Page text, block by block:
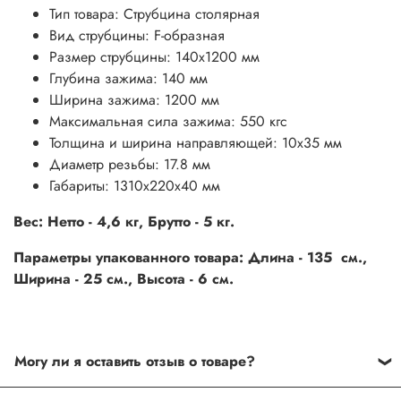
Тип товара: Струбцина столярная
Вид струбцины: F-образная
Размер струбцины: 140х1200 мм
Глубина зажима: 140 мм
Ширина зажима: 1200 мм
Максимальная сила зажима: 550 кгс
Толщина и ширина направляющей: 10х35 мм
Диаметр резьбы: 17.8 мм
Габариты: 1310х220х40 мм
Вес: Нетто - 4,6 кг, Брутто - 5 кг.
Параметры упакованного товара: Длина - 135 см.,
Ширина - 25 см., Высота - 6 см.
Могу ли я оставить отзыв о товаре?